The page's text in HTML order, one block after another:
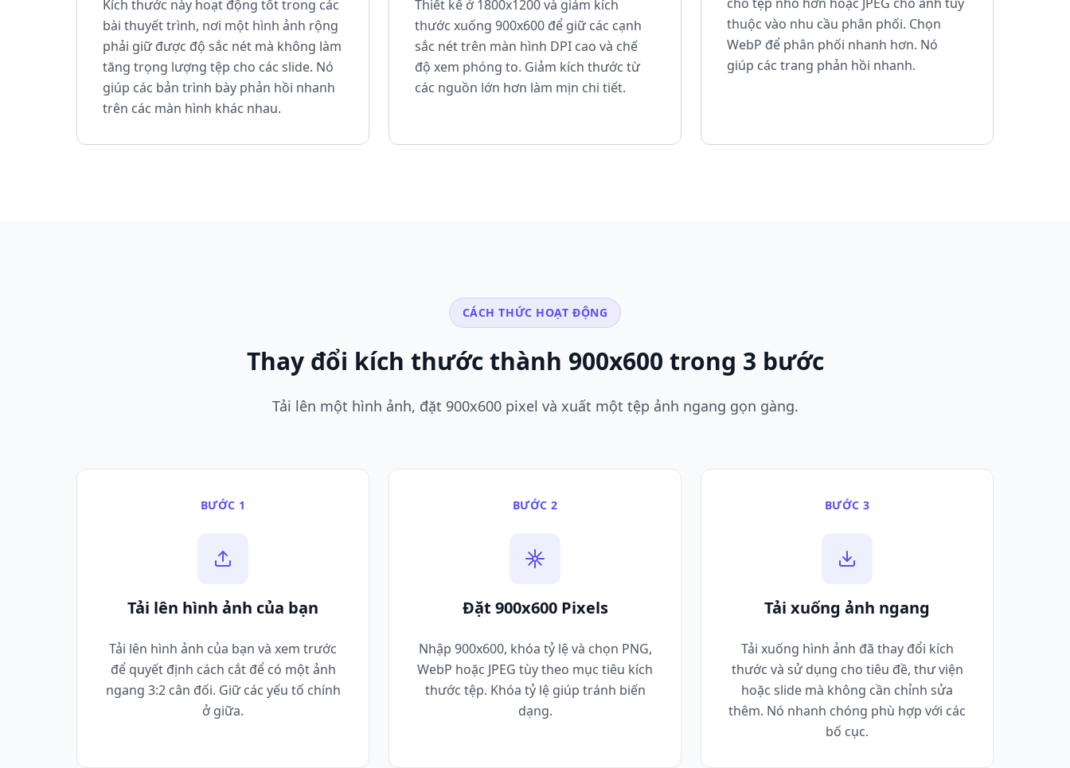
Kích thước này hoạt động tốt trong các
bài thuyết trình, nơi một hình ảnh rộng
phải giữ được độ sắc nét mà không làm
tăng trọng lượng tệp cho các slide. Nó
giúp các bản trình bày phản hồi nhanh
trên các màn hình khác nhau.
Thiết kế ở 1800x1200 và giảm kích
thước xuống 900x600 để giữ các cạnh
sắc nét trên màn hình DPI cao và chế
độ xem phóng to. Giảm kích thước từ
các nguồn lớn hơn làm mịn chi tiết.
thuộc vào nhu cầu phân phối. Chọn
WebP để phân phối nhanh hơn. Nó
giúp các trang phản hồi nhanh.
CÁCH THỨC HOẠT ĐỘNG
Thay đổi kích thước thành 900x600 trong 3 bước
Tải lên một hình ảnh, đặt 900x600 pixel và xuất một tệp ảnh ngang gọn gàng.
BƯỚC 1
Tải lên hình ảnh của bạn
Tải lên hình ảnh của bạn và xem trước
để quyết định cách cắt để có một ảnh
ngang 3:2 cân đối. Giữ các yếu tố chính
ở giữa.
BƯỚC 2
Đặt 900x600 Pixels
Nhập 900x600, khóa tỷ lệ và chọn PNG,
WebP hoặc JPEG tùy theo mục tiêu kích
thước tệp. Khóa tỷ lệ giúp tránh biến
dạng.
BƯỚC 3
Tải xuống ảnh ngang
Tải xuống hình ảnh đã thay đổi kích
thước và sử dụng cho tiêu đề, thư viện
hoặc slide mà không cần chỉnh sửa
thêm. Nó nhanh chóng phù hợp với các
bố cục.